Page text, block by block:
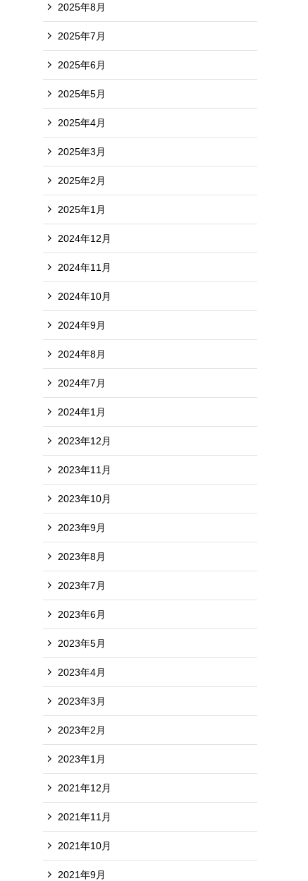
2025年8月
2025年7月
2025年6月
2025年5月
2025年4月
2025年3月
2025年2月
2025年1月
2024年12月
2024年11月
2024年10月
2024年9月
2024年8月
2024年7月
2024年1月
2023年12月
2023年11月
2023年10月
2023年9月
2023年8月
2023年7月
2023年6月
2023年5月
2023年4月
2023年3月
2023年2月
2023年1月
2021年12月
2021年11月
2021年10月
2021年9月